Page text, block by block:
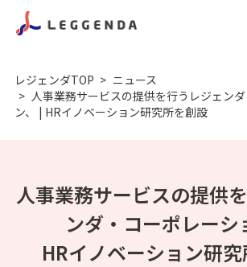
レジェンダTOP
ニュース
人事業務サービスの提供を行うレジェン
ン、 | HRイノベーション研究所を創設
人事業務サービスの提供
ンダ・コーポレーシ
HRイノベーション研